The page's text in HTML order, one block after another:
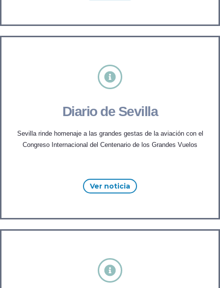
Diario de Sevilla
Sevilla rinde homenaje a las grandes gestas de la aviación con el
Congreso Internacional del Centenario de los Grandes Vuelos
Ver noticia